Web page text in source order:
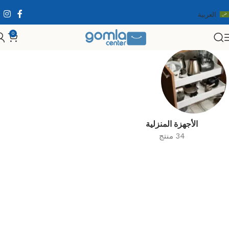
العربية
0
الرئيسية الإلكترونيات
الأجهزة المنزلية
34 منتج